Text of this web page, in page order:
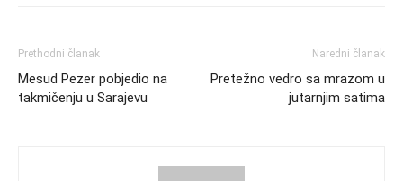
Prethodni članak
Mesud Pezer pobjedio na
takmičenju u Sarajevu
Naredni članak
Pretežno vedro sa mrazom u
jutarnjim satima